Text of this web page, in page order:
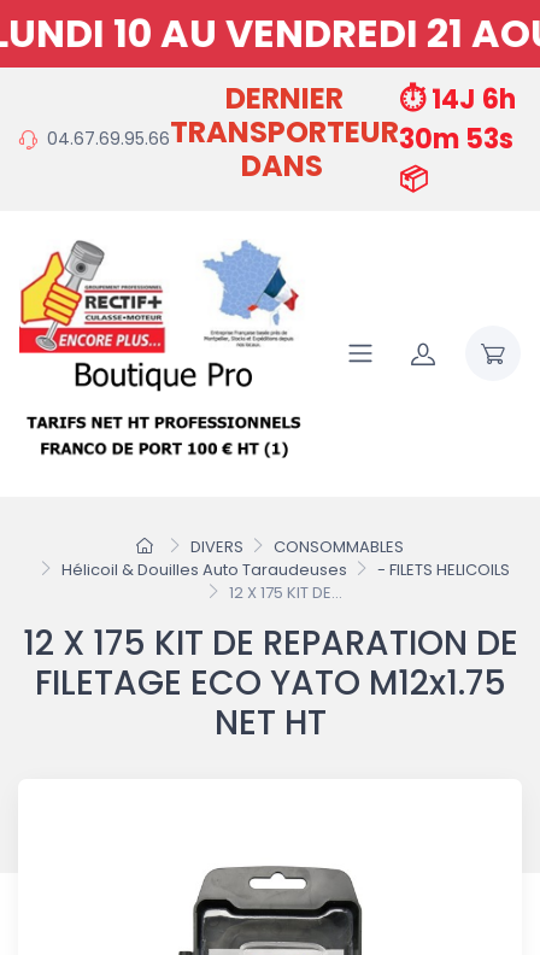
10 AU VENDREDI 21
04.67.69.95.66
DERNIER
TRANSPORTEUR
DANS
⏱️ 14J 6h
30m 53s
📦
DIVERS
CONSOMMABLES
Hélicoil & Douilles Auto Taraudeuses
- FILETS HELICOILS
12 X 175 KIT DE...
12 X 175 KIT DE REPARATION DE
FILETAGE ECO YATO M12x1.75
NET HT